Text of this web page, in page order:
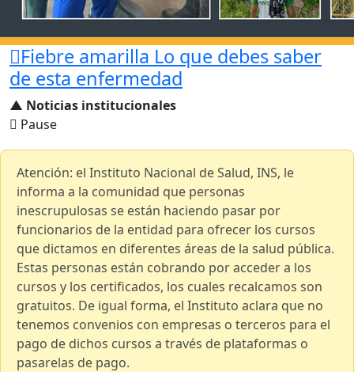
Fiebre amarilla Lo que debes saber
de esta enfermedad
▲ Noticias institucionales
Pause
Atención: el Instituto Nacional de Salud, INS, le
informa a la comunidad que personas
inescrupulosas se están haciendo pasar por
funcionarios de la entidad para ofrecer los cursos
que dictamos en diferentes áreas de la salud pública.
Estas personas están cobrando por acceder a los
cursos y los certificados, los cuales recalcamos son
gratuitos. De igual forma, el Instituto aclara que no
tenemos convenios con empresas o terceros para el
pago de dichos cursos a través de plataformas o
pasarelas de pago.